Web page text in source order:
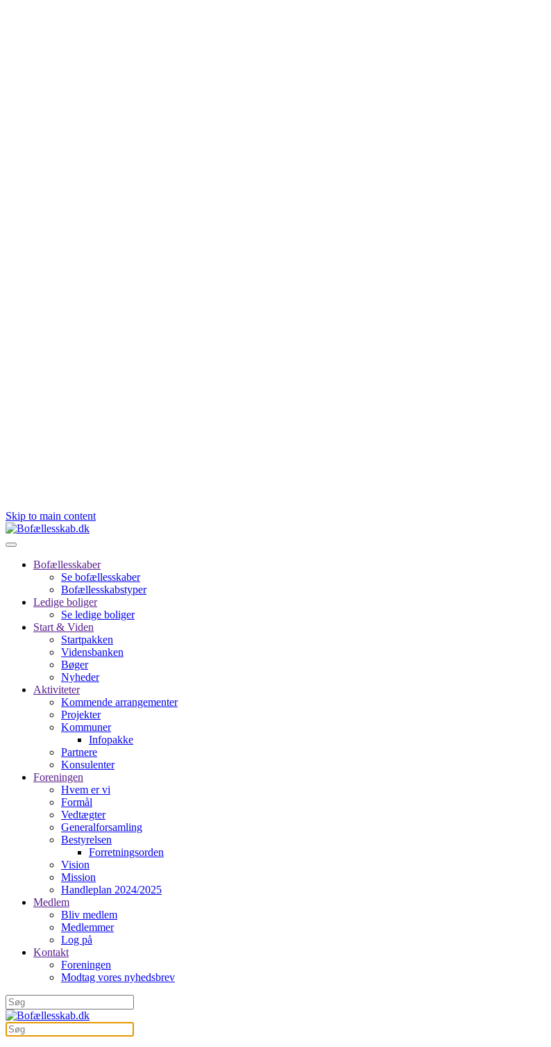
Skip to main content
Bofællesskaber
Se bofællesskaber
Bofællesskabstyper
Ledige boliger
Se ledige boliger
Start & Viden
Startpakken
Vidensbanken
Bøger
Nyheder
Aktiviteter
Kommende arrangementer
Projekter
Kommuner
Infopakke
Partnere
Konsulenter
Foreningen
Hvem er vi
Formål
Vedtægter
Generalforsamling
Bestyrelsen
Forretningsorden
Vision
Mission
Handleplan 2024/2025
Medlem
Bliv medlem
Medlemmer
Log på
Kontakt
Foreningen
Modtag vores nyhedsbrev